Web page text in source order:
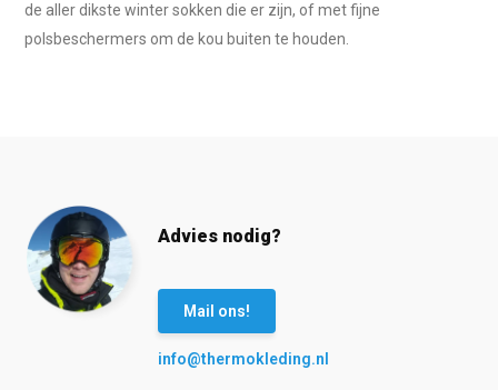
de aller dikste winter sokken die er zijn, of met fijne
polsbeschermers om de kou buiten te houden.
Advies nodig?
Mail ons!
info@thermokleding.nl